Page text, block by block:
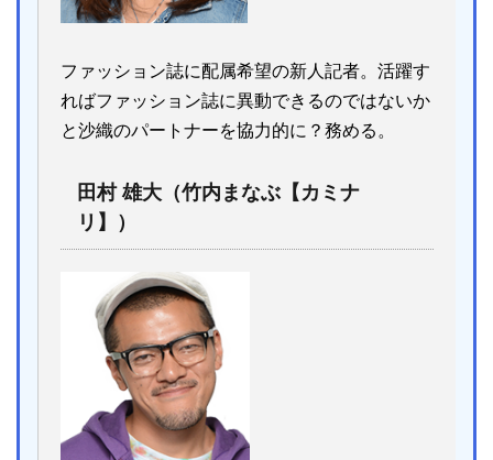
ファッション誌に配属希望の新人記者。活躍す
ればファッション誌に異動できるのではないか
と沙織のパートナーを協力的に？務める。
田村 雄大（竹内まなぶ【カミナ
リ】）